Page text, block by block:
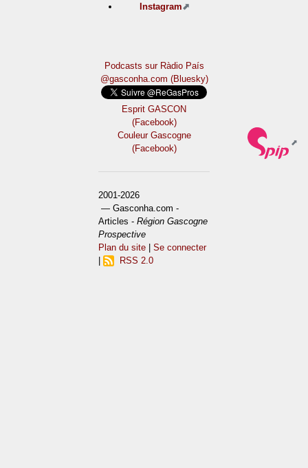
Instagram
Podcasts sur Ràdio País
@gasconha.com (Bluesky)
Esprit GASCON
(Facebook)
Couleur Gascogne
(Facebook)
2001-2026
— Gasconha.com -
Articles -Région Gascogne
Prospective
Plan du site |Se connecter
RSS 2.0